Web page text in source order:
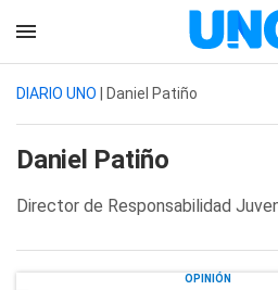
DIARIO UNO | Daniel Patiño
Daniel Patiño
Director de Responsabilidad
OPINIÓN